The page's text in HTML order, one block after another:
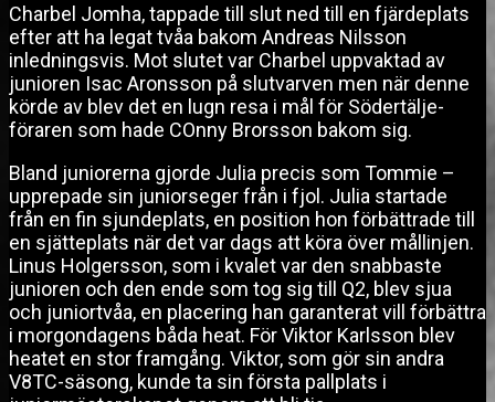
Charbel Jomha, tappade till slut ned till en fjärdeplats
efter att ha legat tvåa bakom Andreas Nilsson
inledningsvis. Mot slutet var Charbel uppvaktad av
junioren Isac Aronsson på slutvarven men när denne
körde av blev det en lugn resa i mål för Södertälje-
föraren som hade COnny Brorsson bakom sig.
Bland juniorerna gjorde Julia precis som Tommie –
upprepade sin juniorseger från i fjol. Julia startade
från en fin sjundeplats, en position hon förbättrade till
en sjätteplats när det var dags att köra över mållinjen.
Linus Holgersson, som i kvalet var den snabbaste
junioren och den ende som tog sig till Q2, blev sjua
och juniortvåa, en placering han garanterat vill förbättra
i morgondagens båda heat. För Viktor Karlsson blev
heatet en stor framgång. Viktor, som gör sin andra
V8TC-säsong, kunde ta sin första pallplats i